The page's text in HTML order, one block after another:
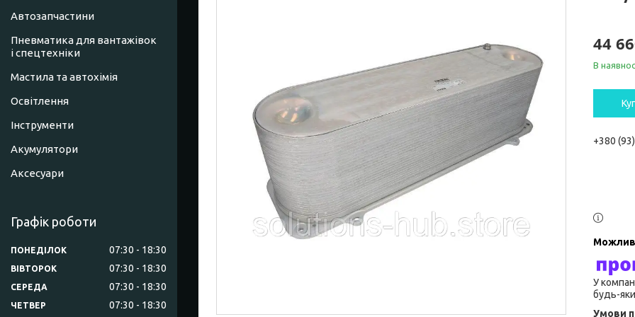
44
В
+380
У
будь-
Автозапчастини
Пневматика для вантажівок
і спецтехніки
Мастила та автохімія
Освітлення
Інструменти
Акумулятори
Аксесуари
Графік роботи
ПОНЕДІЛОК 07:30 18:30
ВІВТОРОК 07:30 18:30
СЕРЕДА 07:30 18:30
ЧЕТВЕР 07:30 18:30